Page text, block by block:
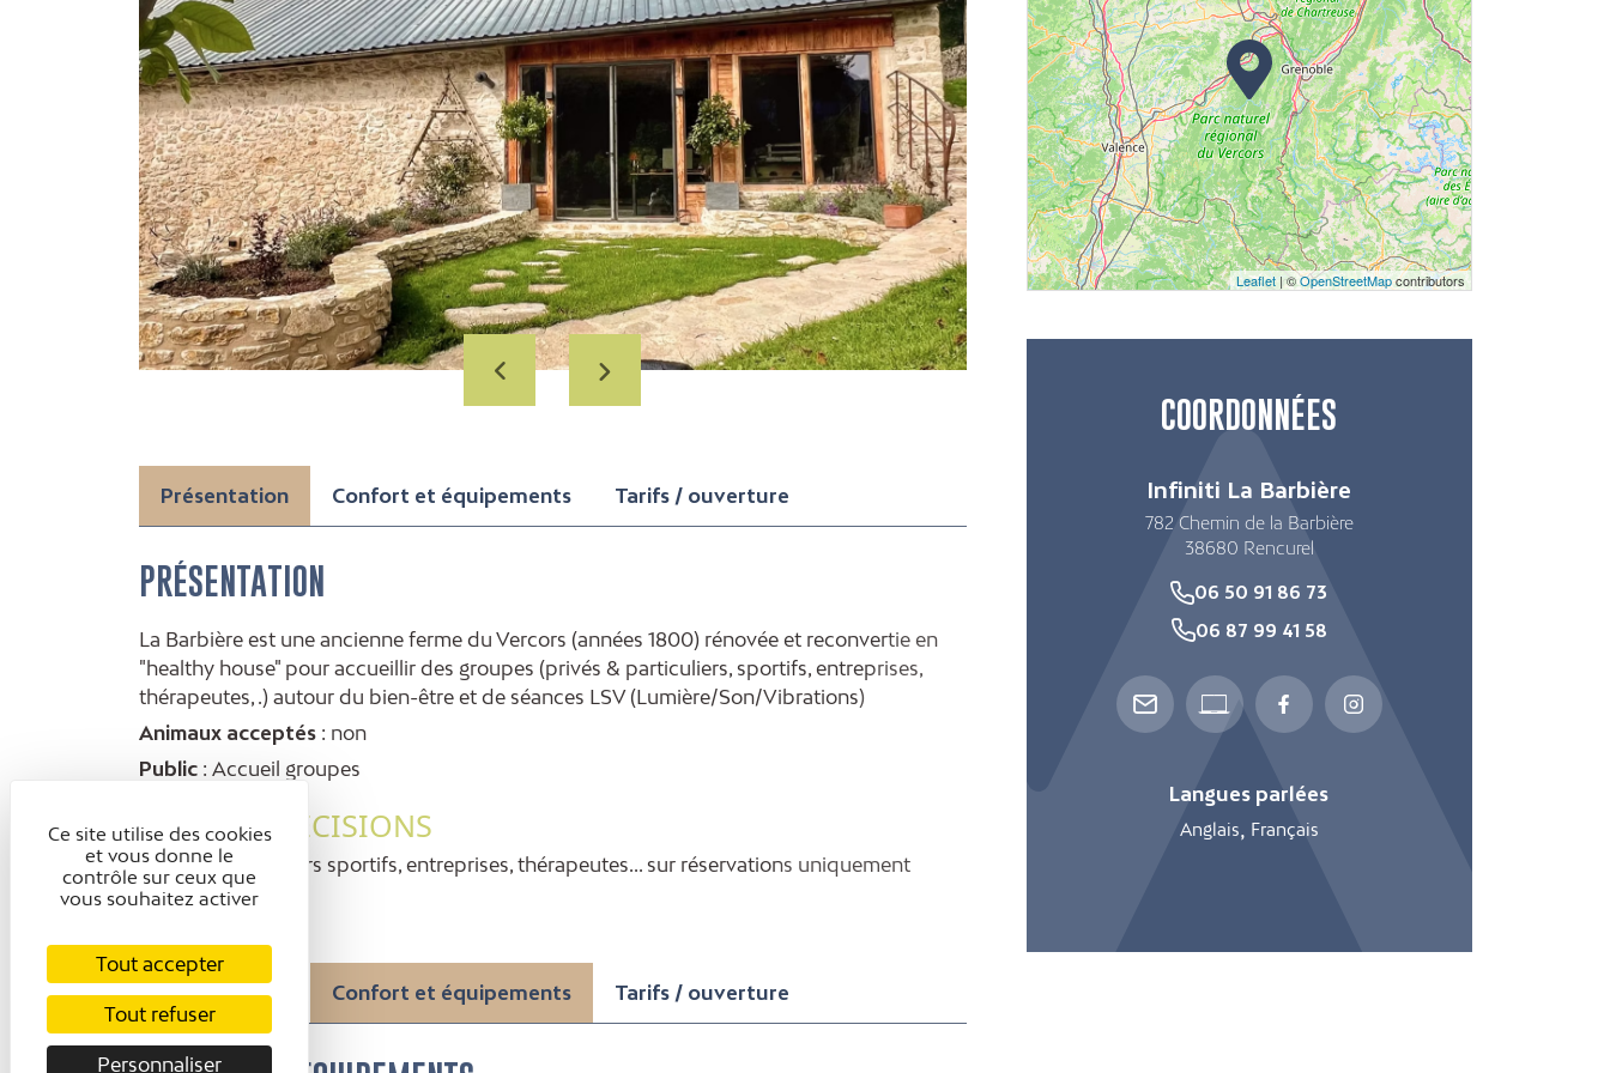
Présentation Confort et équipements Tarifs / ouverture
PRÉSENTATION
La Barbière est une ancienne ferme du Vercors (années 1800) rénovée et reconvertie en
"healthy house" pour accueillir des groupes (privés & particuliers, sportifs, entreprises,
thérapeutes, .) autour du bien-être et de séances LSV (Lumière/Son/Vibrations)
Animaux acceptés: non
Public: Accueil groupes
AUTRES PRÉCISIONS
privés & particuliers sportifs, entreprises, thérapeutes... sur réservations uniquement
Présentation Confort et équipements Tarifs / ouverture
Leaflet| ©OpenStreetMapcontributors
COORDONNÉES
Infiniti La Barbière
782 Chemin de la Barbière
38680 Rencurel
06 50 91 86 73
06 87 99 41 58
Langues parlées
Anglais Français
Ce site utilise des cookies
et vous donne le
contrôle sur ceux que
vous souhaitez activer
Tout accepter
Tout refuser
Personnaliser